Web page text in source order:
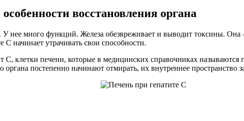
восстановления органа
нее много функций. Железа обезвреживает и выводит токсины.
начинает утрачивать свои способности.
C, клетки печени, которые в медицинских справочниках
постепенно начинают отмирать, их внутреннее пространство